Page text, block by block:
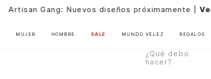
próximamente |Ver más
MUJER HOMBRE SALE MUNDO VÉLEZ REGALOS
ningún
resultado para
libres-
1041845-00"
¿Qué debo
hacer?